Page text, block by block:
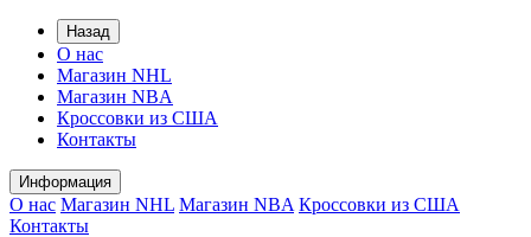
Назад
О нас
Магазин NHL
Магазин NBA
Кроссовки из США
Контакты
Информация
О нас Магазин NHL Магазин NBA Кроссовки из США
Контакты